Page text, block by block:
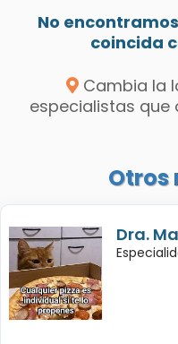
No
coincida
Cambia la
especialistas que
Otros
Dra.